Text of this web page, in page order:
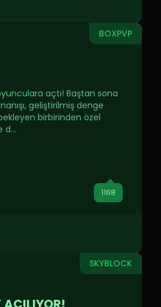
BOXPVP
açtı! Baştan sona
geliştirilmiş denge
birbirinden özel
d...
1168
SKYBLOCK